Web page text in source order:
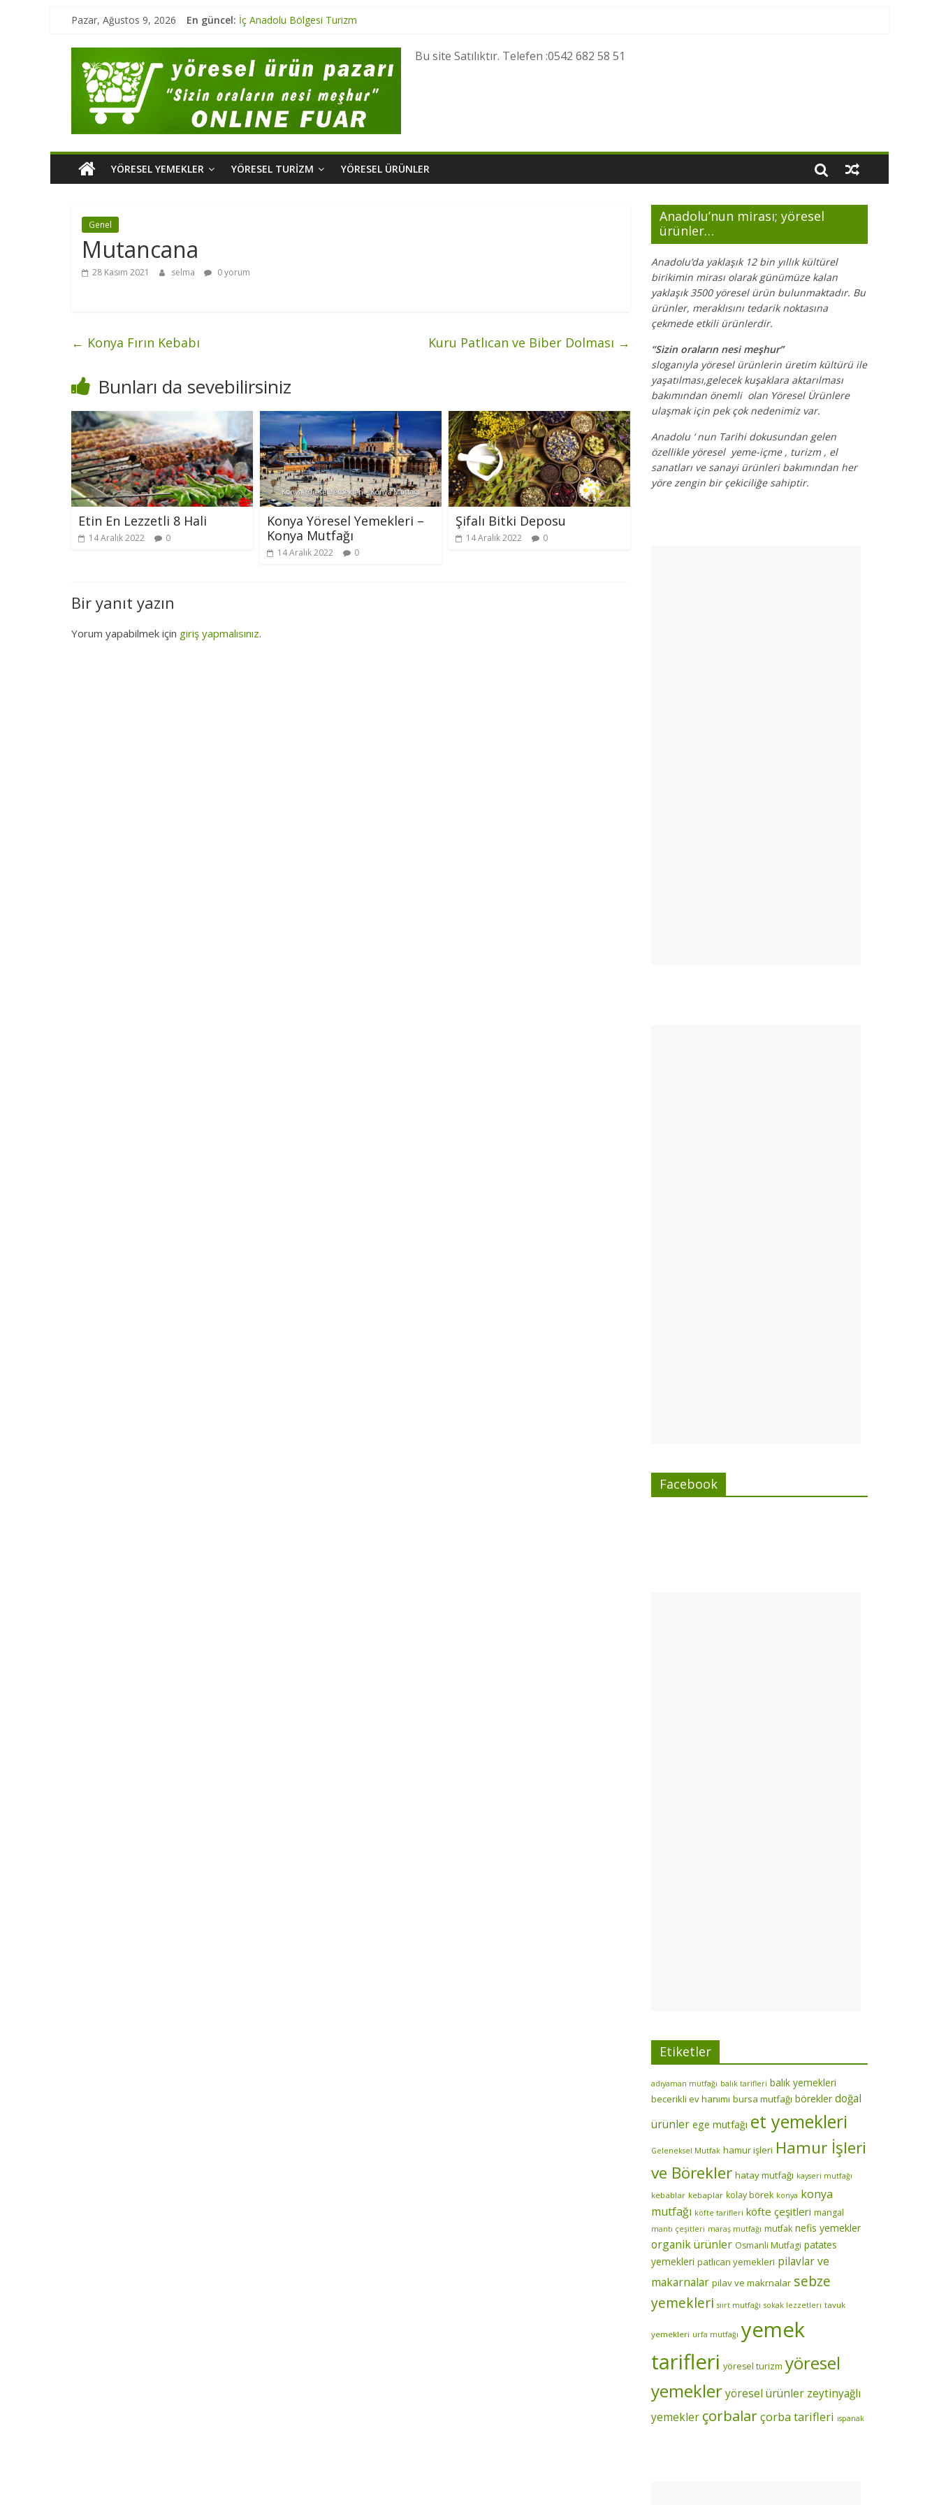
Pazar, Ağustos 9, 2026 En güncel: İç Anadolu Bölgesi Turizm
Ege Bölgesi Yöresel Ürünler
Marmara Bölgesi Turizm
Karadeniz Bölgesi Turizm
Bu site Satılıktır. Telefen :0542 682 58 51
YÖRESEL YEMEKLER YÖRESEL TURIZM YÖRESEL ÜRÜNLER
Genel
Mutancana
28 Kasım 2021 selma 0 yorum
← Konya Fırın Kebabı Kuru Patlıcan ve Biber Dolması →
Bunları da sevebilirsiniz
Etin En Lezzetli 8 Hali
14 Aralık 2022 0
Konya Yöresel Yemekleri –
Konya Mutfağı
14 Aralık 2022 0
Şifalı Bitki Deposu
14 Aralık 2022 0
Bir yanıt yazın
Yorum yapabilmek için giriş yapmalısınız.
Anadolu’nun mirası; yöresel
ürünler…
Anadolu’da yaklaşık 12 bin yıllık kültürel
birikimin mirası olarak günümüze kalan
yaklaşık 3500 yöresel ürün bulunmaktadır. Bu
ürünler, meraklısını tedarik noktasına
çekmede etkili ürünlerdir.
“Sizin oraların nesi meşhur”
sloganıyla yöresel ürünlerin üretim kültürü ile
yaşatılması,gelecek kuşaklara aktarılması
bakımından önemli olan Yöresel Ürünlere
ulaşmak için pek çok nedenimiz var.
Anadolu ‘ nun Tarihi dokusundan gelen
özellikle yöresel yeme-içme , turizm , el
sanatları ve sanayi ürünleri bakımından her
yöre zengin bir çekiciliğe sahiptir.
Facebook
Etiketler
adıyaman mutfağı balık tarifleri balık yemekleri
becerikli ev hanımı bursa mutfağı börekler doğal
ürünler ege mutfağı et yemekleri
Geleneksel Mutfak hamur işleri Hamur İşleri
ve Börekler hatay mutfağı kayseri mutfağı
kebablar kebaplar kolay börek konya konya
mutfağı köfte tarifleri köfte çeşitleri mangal
mantı çeşitleri maraş mutfağı mutfak nefis yemekler
organik ürünler Osmanli Mutfagi patates
yemekleri patlıcan yemekleri pilavlar ve
makarnalar pilav ve makrnalar sebze
yemekleri siirt mutfağı sokak lezzetleri tavuk
yemekleri urfa mutfağı yemek
tarifleri yöresel turizm yöresel
yemekleryöresel ürünler zeytinyağlı
yemekler çorbalarçorba tarifleri ıspanak